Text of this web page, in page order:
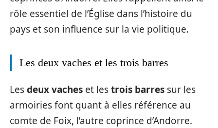
rôle essentiel de l’Église dans l’histoire du
pays et son influence sur la vie politique.
Les deux vaches et les trois barres
Lesdeux vaches et lestrois barres sur les
armoiries font quant à elles référence au
comte de Foix, l’autre coprince d’Andorre.